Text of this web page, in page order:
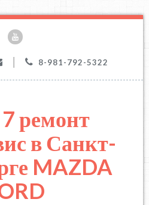
8-981-792-5322
ремонт
в Санкт-
MAZDA